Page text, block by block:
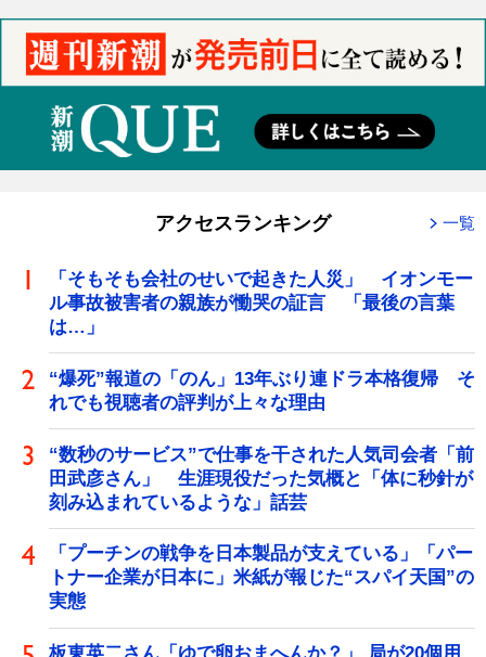
アクセスランキング 一覧
「そもそも会社のせいで起きた人災」 イオンモー
ル事故被害者の親族が慟哭の証言 「最後の言葉
は…」
“爆死”報道の「のん」13年ぶり連ドラ本格復帰 そ
れでも視聴者の評判が上々な理由
“数秒のサービス”で仕事を干された人気司会者「前
田武彦さん」 生涯現役だった気概と「体に秒針が
刻み込まれているような」話芸
「プーチンの戦争を日本製品が支えている」「パー
トナー企業が日本に」米紙が報じた“スパイ天国”の
実態